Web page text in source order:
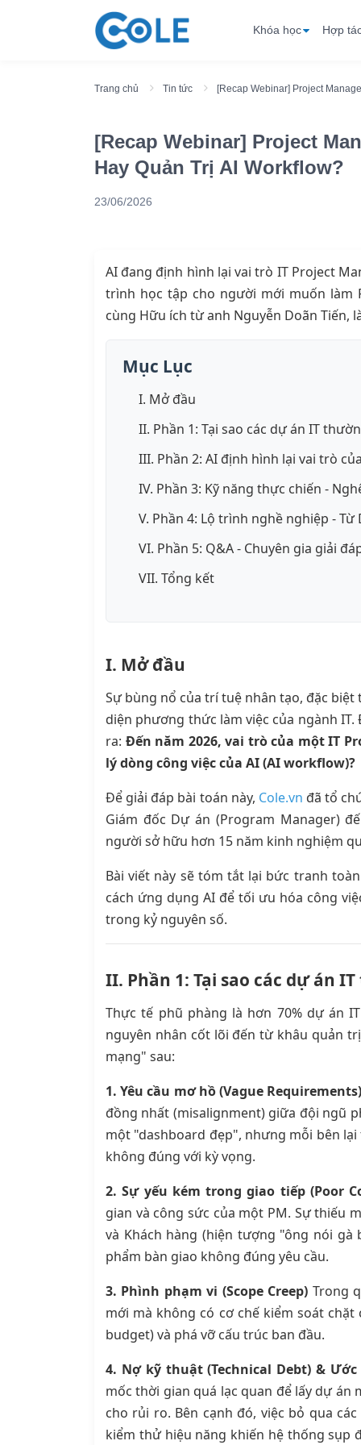
Khóa học Hợp
Trang chủ Tin tức [Recap Webinar] Project
[Recap Webinar] Project
Hay Quản Trị AI Workflow?
23/06/2026
AI đang định hình lại vai trò IT Project
trình học tập cho người mới muốn làm
cùng Hữu ích từ anh Nguyễn Doãn Tiến,
Mục Lục
I. Mở đầu
II. Phần 1: Tại sao các dự án IT
III. Phần 2: AI định hình lại vai trò
IV. Phần 3: Kỹ năng thực chiến -
V. Phần 4: Lộ trình nghề nghiệp -
VI. Phần 5: Q&A - Chuyên gia giải
VII. Tổng kết
I. Mở đầu
Sự bùng nổ của trí tuệ nhân tạo, đặc
diện phương thức làm việc của ngành
ra: Đến năm 2026, vai trò của một IT
lý dòng công việc của AI (AI workflow)?
Để giải đáp bài toán này, Cole.vn đã tổ
Giám đốc Dự án (Program Manager)
người sở hữu hơn 15 năm kinh nghiệm
Bài viết này sẽ tóm tắt lại bức tranh
cách ứng dụng AI để tối ưu hóa công
trong kỷ nguyên số.
II. Phần 1: Tại sao các dự án
Thực tế phũ phàng là hơn 70% dự án
nguyên nhân cốt lõi đến từ khâu quản
mạng" sau:
1. Yêu cầu mơ hồ (Vague
đồng nhất (misalignment) giữa đội ngũ
một "dashboard đẹp", nhưng mỗi bên
không đúng với kỳ vọng.
2. Sự yếu kém trong giao tiếp (Poor
gian và công sức của một PM. Sự thiếu
và Khách hàng (hiện tượng "ông nói
phẩm bàn giao không đúng yêu cầu.
3. Phình phạm vi (Scope Creep) Trong
mới mà không có cơ chế kiểm soát
budget) và phá vỡ cấu trúc ban đầu.
4. Nợ kỹ thuật (Technical Debt) &
mốc thời gian quá lạc quan để lấy dự
cho rủi ro. Bên cạnh đó, việc bỏ qua
kiểm thử hiệu năng khiến hệ thống